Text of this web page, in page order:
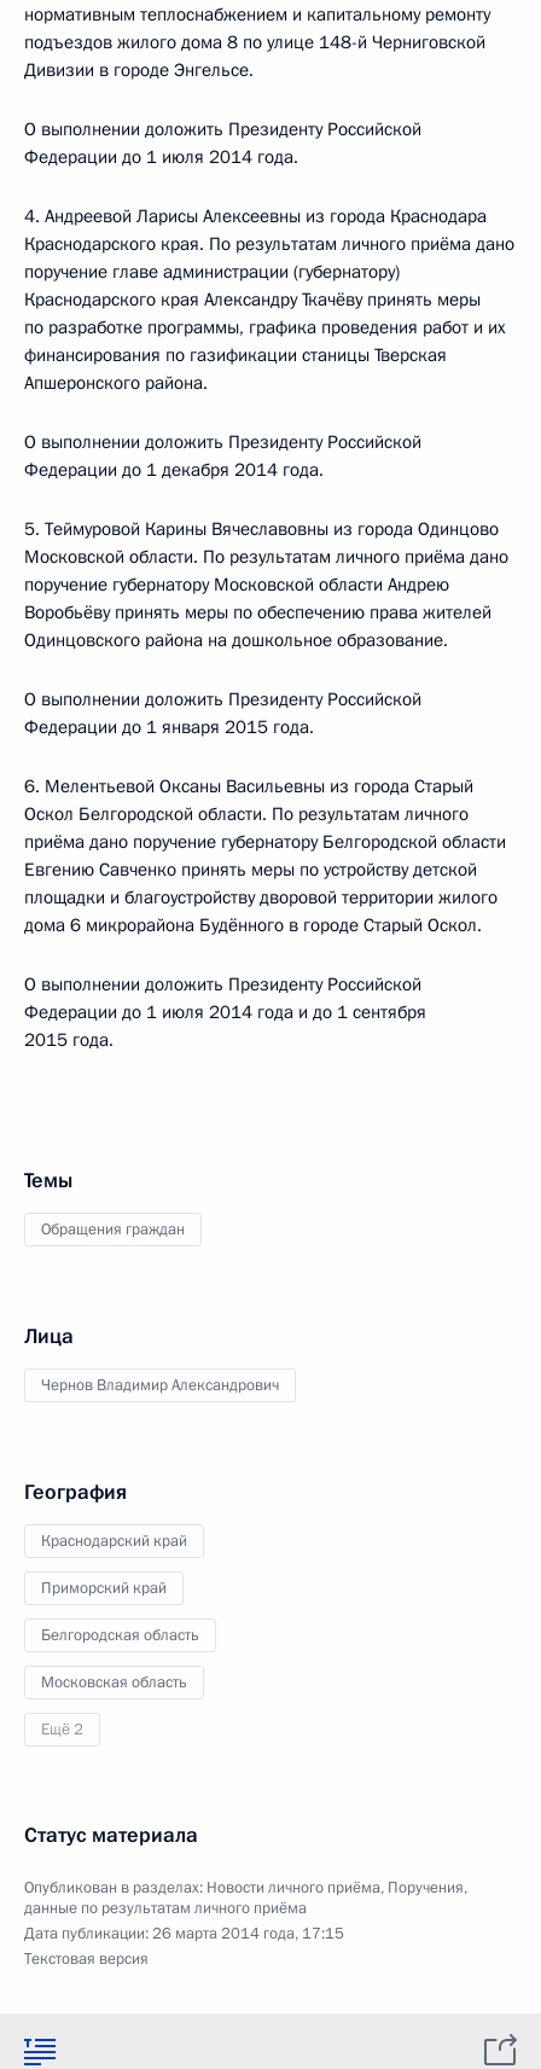
нормативным теплоснабжением и капитальному ремонту
подъездов жилого дома 8 по улице 148-й Черниговской
Дивизии в городе Энгельсе.
О выполнении доложить Президенту Российской
Федерации до 1 июля 2014 года.
4. Андреевой Ларисы Алексеевны из города Краснодара
Краснодарского края. По результатам личного приёма дано
поручение главе администрации (губернатору)
Краснодарского края Александру Ткачёву принять меры
по разработке программы, графика проведения работ и их
финансирования по газификации станицы Тверская
Апшеронского района.
О выполнении доложить Президенту Российской
Федерации до 1 декабря 2014 года.
5. Теймуровой Карины Вячеславовны из города Одинцово
Московской области. По результатам личного приёма дано
поручение губернатору Московской области Андрею
Воробьёву принять меры по обеспечению права жителей
Одинцовского района на дошкольное образование.
О выполнении доложить Президенту Российской
Федерации до 1 января 2015 года.
6. Мелентьевой Оксаны Васильевны из города Старый
Оскол Белгородской области. По результатам личного
приёма дано поручение губернатору Белгородской области
Евгению Савченко принять меры по устройству детской
площадки и благоустройству дворовой территории жилого
дома 6 микрорайона Будённого в городе Старый Оскол.
О выполнении доложить Президенту Российской
Федерации до 1 июля 2014 года и до 1 сентября
2015 года.
Темы
Обращения граждан
Лица
Чернов Владимир Александрович
География
Краснодарский край
Приморский край
Белгородская область
Московская область
Ещё 2
Статус материала
Опубликован в разделах: Новости личного приёма, Поручения,
данные по результатам личного приёма
Дата публикации:26 марта 2014 года, 17:15
Текстовая версия